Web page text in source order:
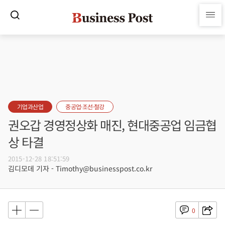
기업과산업 중공업·조선·철강
권오갑 경영정상화 매진, 현대중공업 임금협
상 타결
2015-12-28 18:51:59
김디모데 기자 - Timothy@businesspost.co.kr
0